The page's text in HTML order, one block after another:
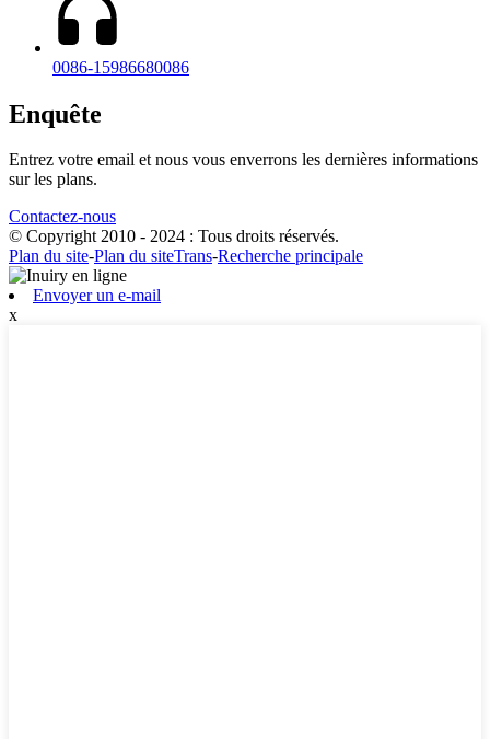
0086-15986680086
Enquête
Entrez votre email et nous vous enverrons les dernières informations
sur les plans.
Contactez-nous
© Copyright 2010 - 2024 : Tous droits réservés.
Plan du site-Plan du siteTrans-Recherche principale
Envoyer un e-mail
x